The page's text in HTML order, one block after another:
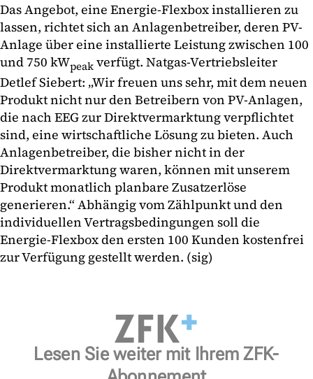
Das Angebot, eine Energie-Flexbox installieren zu
lassen, richtet sich an Anlagenbetreiber, deren PV-
Anlage über eine installierte Leistung zwischen 100
und 750 kWpeakverfügt. Natgas-Vertriebsleiter
Detlef Siebert: „Wir freuen uns sehr, mit dem neuen
Produkt nicht nur den Betreibern von PV-Anlagen,
die nach EEG zur Direktvermarktung verpflichtet
sind, eine wirtschaftliche Lösung zu bieten. Auch
Anlagenbetreiber, die bisher nicht in der
Direktvermarktung waren, können mit unserem
Produkt monatlich planbare Zusatzerlöse
generieren.“ Abhängig vom Zählpunkt und den
individuellen Vertragsbedingungen soll die
Energie-Flexbox den ersten 100 Kunden kostenfrei
zur Verfügung gestellt werden. (sig)
Lesen Sie weiter mit Ihrem ZFK-